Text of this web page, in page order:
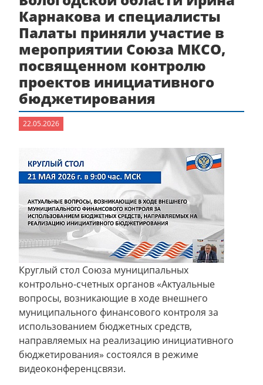
Карнакова и специалисты
Палаты приняли участие в
мероприятии Союза МКСО,
посвященном контролю
проектов инициативного
бюджетирования
22.05.2026
Круглый стол Союза муниципальных
контрольно-счетных органов «Актуальные
вопросы, возникающие в ходе внешнего
муниципального финансового контроля за
использованием бюджетных средств,
направляемых на реализацию инициативного
бюджетирования» состоялся в режиме
видеоконференцсвязи.